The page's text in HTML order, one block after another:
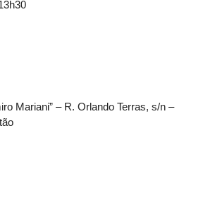
Mariani” – R. Orlando Terras, s/n –